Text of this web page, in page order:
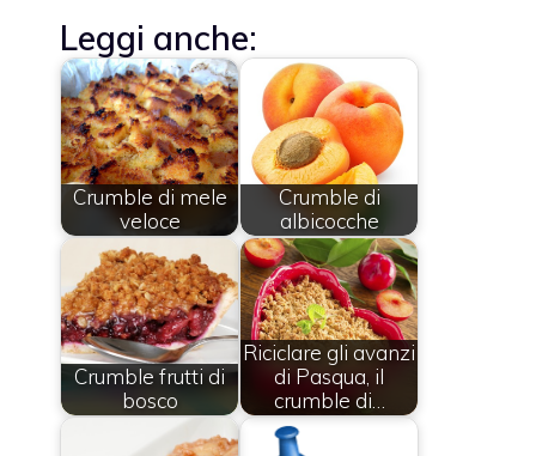
Leggi anche:
Crumble di mele
veloce
Crumble di
albicocche
Crumble frutti di
bosco
Riciclare gli avanzi
di Pasqua, il
crumble di…